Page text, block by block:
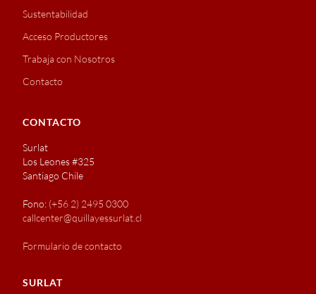
Sustentabilidad
Acceso Productores
Trabaja con Nosotros
Contacto
CONTACTO
Surlat
Los Leones #325
Santiago Chile
Fono: (+56 2) 2495 0300
callcenter@quillayessurlat.cl
Formulario de contacto
SURLAT